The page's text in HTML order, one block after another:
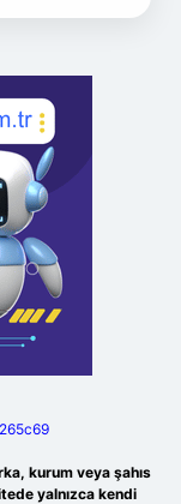
kurum veya şahıs
yalnızca kendi